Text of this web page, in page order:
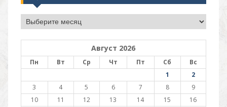
Архив
Август 2026
Пн Вт Ср Чт Пт Сб
Вс
1
2
3
4 5 6 7 8
9
10
11 12 13 14 15
16